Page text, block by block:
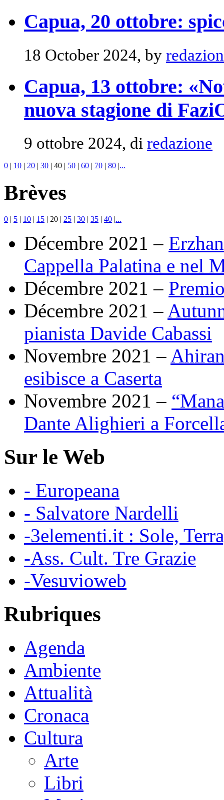
Capua, 20 ottobre:
18 October 2024, by
Capua, 13 ottobre:
nuova stagione di
9 ottobre 2024, di redazione
0 | 10 | 20 | 30 | 40 | 50 | 60 | 70 | 80 |...
Brèves
0 | 5 | 10 | 15 | 20 | 25 | 30 | 35 | 40 |...
Décembre 2021 –
Cappella Palatina e nel
Décembre 2021 –
Décembre 2021 –
pianista Davide Cabassi
Novembre 2021 –
esibisce a Caserta
Novembre 2021 –
Dante Alighieri a
Sur le Web
- Europeana
- Salvatore Nardelli
-3elementi.it : Sole,
-Ass. Cult. Tre Grazie
-Vesuvioweb
Rubriques
Agenda
Ambiente
Attualità
Cronaca
Cultura
Arte
Libri